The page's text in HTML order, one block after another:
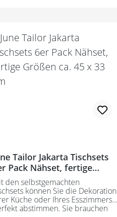
- Anleitung (in
englisch)
Tailor Jakarta Tischsets
Pack Nähset, fertige
ca. 45 x 33 cm
den selbstgemachten
können Sie die Dekoration
Küche oder Ihres Esszimmers
abstimmen. Sie brauchen